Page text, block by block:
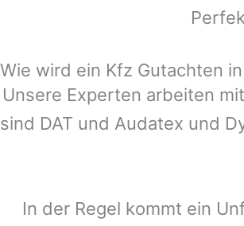
Wie wird ein Kfz Gutachten
Unsere Experten arbeiten
sind DAT und Audatex und
In der Regel kommt ein